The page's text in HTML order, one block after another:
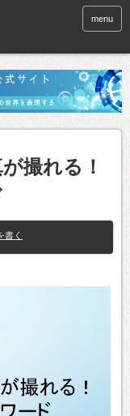
menu
撮れる！
書く